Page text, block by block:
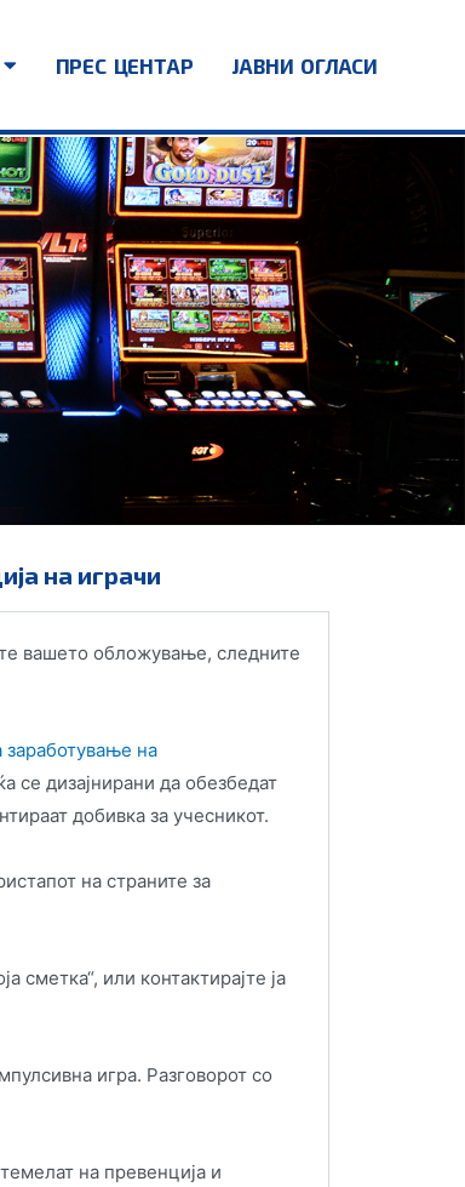
ПРЕС ЦЕНТАР ЈАВНИ ОГЛАСИ
на играчи
вашето обложување, следните
на
се дизајнирани да обезбедат
добивка за учесникот.
на страните за
или контактирајте ја
игра. Разговорот со
на превенција и